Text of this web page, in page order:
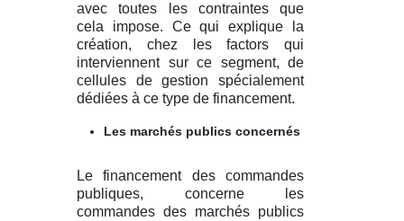
avec toutes les contraintes que
cela impose. Ce qui explique la
création, chez les factors qui
interviennent sur ce segment, de
cellules de gestion spécialement
dédiées à ce type de financement.
Les marchés publics concernés
Le financement des commandes
publiques, concerne les
commandes des marchés publics